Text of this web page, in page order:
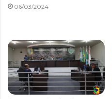
06/03/2024